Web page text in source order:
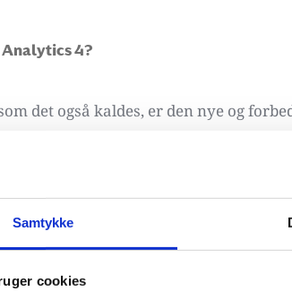
Samtykke
cookies
Analytics 4?
det også kaldes, er den nye og
gamle Universal Analytics. Denne
der gør det muligt at
dig tidlig advarsel om tendenser i
på dit website eller i din app ved hjælp
af den nye GDPR-lovgivning for